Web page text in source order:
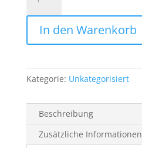
beige/creme
Menge
In den Warenkorb
Kategorie: Unkategorisiert
Beschreibung
Zusätzliche Informationen